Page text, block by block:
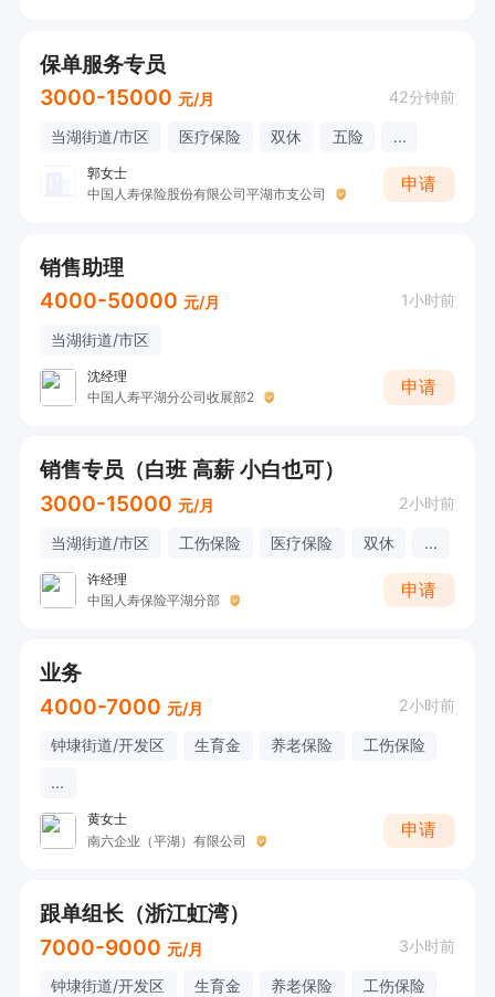
保单服务专员
3000-15000 元/月 42分钟前
当湖街道/市区 医疗保险 双休 五险 ...
郭女士
中国人寿保险股份有限公司平湖市支公司
申请
销售助理
4000-50000 元/月 1小时前
当湖街道/市区
沈经理
中国人寿平湖分公司收展部2
申请
销售专员（白班 高薪 小白也可）
3000-15000 元/月 2小时前
当湖街道/市区 工伤保险 医疗保险 双休 ...
许经理
中国人寿保险平湖分部
申请
业务
4000-7000 元/月 2小时前
钟埭街道/开发区 生育金 养老保险
工伤保险
...
黄女士
南六企业（平湖）有限公司
申请
跟单组长（浙江虹湾）
7000-9000 元/月 3小时前
钟埭街道/开发区 生育金 养老保险
工伤保险